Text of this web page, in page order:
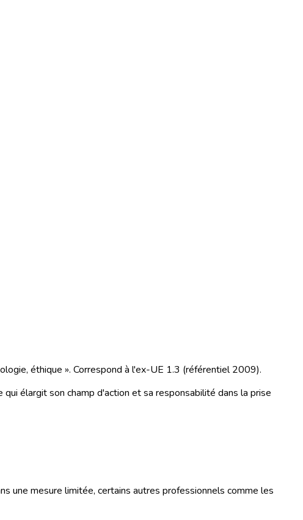
éthique ». Correspond à l'ex-UE 1.3 (référentiel 2009).
élargit son champ d'action et sa responsabilité dans la prise
une mesure limitée, certains autres professionnels comme les